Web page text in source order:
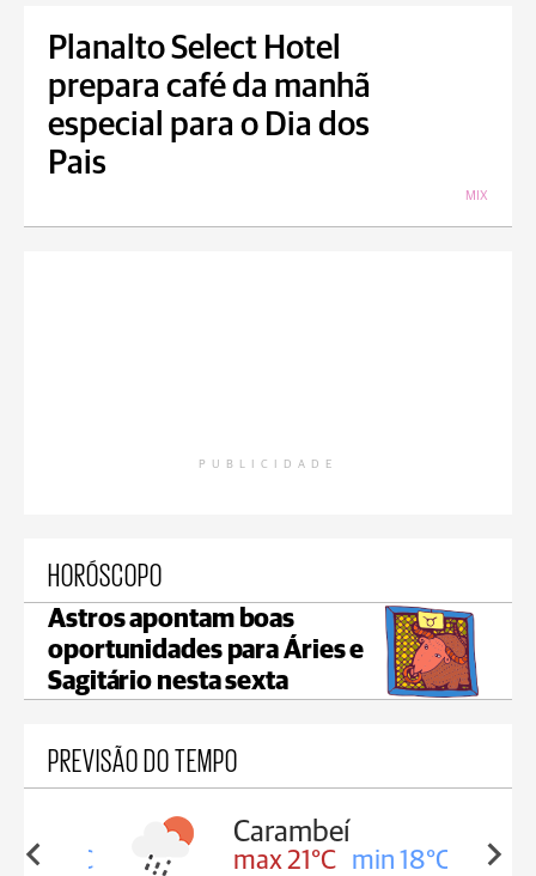
Planalto Select Hotel
prepara café da manhã
especial para o Dia dos
Pais
MIX
PUBLICIDADE
HORÓSCOPO
Astros apontam boas
oportunidades para Áries e
Sagitário nesta sexta
PREVISÃO DO TEMPO
18°C
Carambeí
max 21°C min 18°C